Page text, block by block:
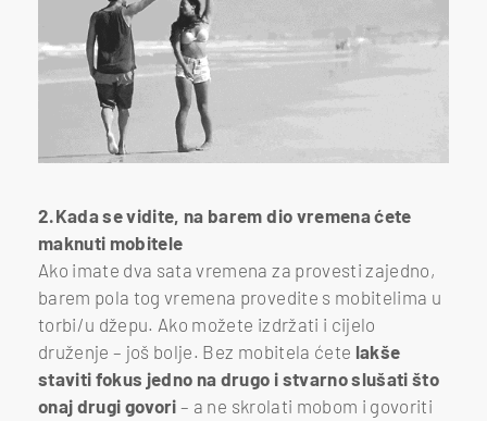
2.Kada se vidite, na barem dio vremena ćete
maknuti mobitele
Ako imate dva sata vremena za provesti zajedno,
barem pola tog vremena provedite s mobitelima u
torbi/u džepu. Ako možete izdržati i cijelo
druženje – još bolje. Bez mobitela ćete lakše
staviti fokus jedno na drugo i stvarno slušati što
onaj drugi govori – a ne skrolati mobom i govoriti